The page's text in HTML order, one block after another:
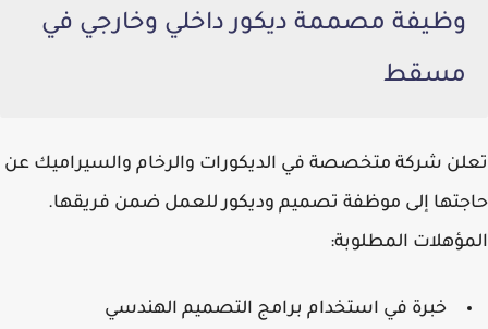
وظيفة مصممة ديكور داخلي وخارجي في
مسقط
تعلن شركة متخصصة في الديكورات والرخام والسيراميك عن
حاجتها إلى موظفة تصميم وديكور للعمل ضمن فريقها.
المؤهلات المطلوبة:
خبرة في استخدام برامج التصميم الهندسي